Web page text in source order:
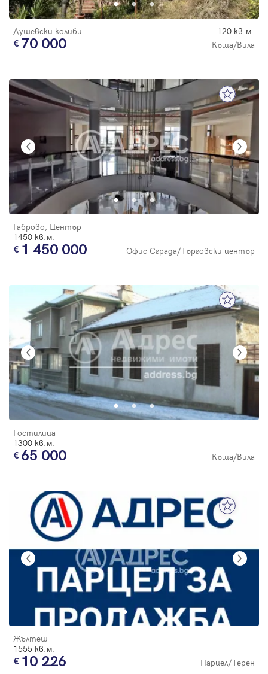
Душевски колиби 120 кв.м.
70 000 Къща/Вила
Габрово, Център
1450 кв.м.
1 450 000 Офис Сграда/Търговски център
Гостилица
1300 кв.м.
65 000 Къща/Вила
Жълтеш
1555 кв.м.
10 226 Парцел/Терен